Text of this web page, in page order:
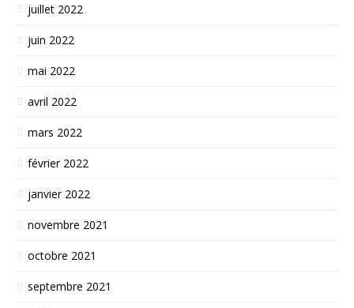
juillet 2022
juin 2022
mai 2022
avril 2022
mars 2022
février 2022
janvier 2022
novembre 2021
octobre 2021
septembre 2021